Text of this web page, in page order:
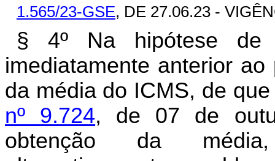
1.565/23-GSE, DE 27.06.23 -
§ 4º Na hipótese de
imediatamente anterior
da média do ICMS, de
nº 9.724, de 07 de
obtenção da